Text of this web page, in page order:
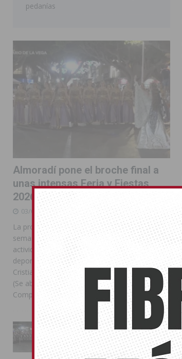
pedanías
Almoradí pone el broche final a
unas intensas Feria y Fiestas
2026
03/08/2026
La programación reunió durante más de una
semana actos institucionales, conciertos,
actividades familiares, competiciones
deportivas y las celebraciones de Moros y
Cristianos Compártelo: Comparte en Facebook
(Se abre en una ventana nueva) Facebook
Compartir en
La Entrada Cristiana llena de
esplendor las calles de
Almoradí en una multitudinaria
jornada festera